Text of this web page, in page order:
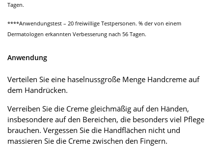
Tagen.
****Anwendungstest – 20 freiwillige Testpersonen. % der von einem
Dermatologen erkannten Verbesserung nach 56 Tagen.
Anwendung
Verteilen Sie eine haselnussgroße Menge Handcreme auf
dem Handrücken.
Verreiben Sie die Creme gleichmäßig auf den Händen,
insbesondere auf den Bereichen, die besonders viel Pflege
brauchen. Vergessen Sie die Handflächen nicht und
massieren Sie die Creme zwischen den Fingern.